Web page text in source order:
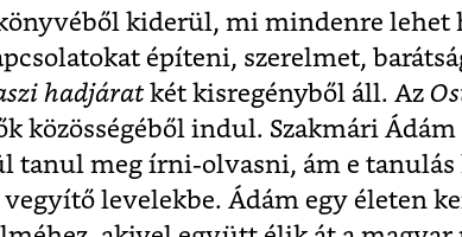
kiderül, mi mindenre lehet
építeni, szerelmet,
hadjáratkét kisregényből áll. Az
közösségéből indul. Szakmári
tanul meg írni-olvasni, ám e tanulás
levelekbe. Ádám egy életen